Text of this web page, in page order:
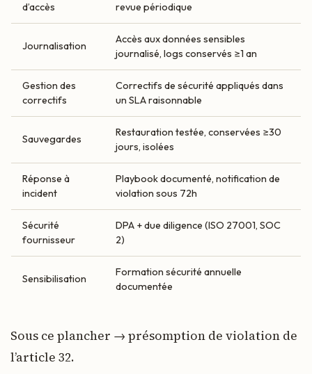
d’accès
revue périodique
Journalisation
Accès aux données sensibles
journalisé, logs conservés ≥1 an
Gestion des
correctifs
Correctifs de sécurité appliqués dans
un SLA raisonnable
Sauvegardes
Restauration testée, conservées ≥30
jours, isolées
Réponse à
incident
Playbook documenté, notification de
violation sous 72h
Sécurité
fournisseur
DPA + due diligence (ISO 27001, SOC
2)
Sensibilisation
Formation sécurité annuelle
documentée
Sous ce plancher → présomption de violation de
l’article 32.